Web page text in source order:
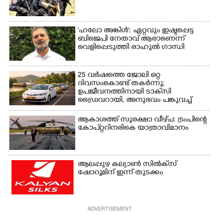
'ഹലോ അങ്കിൾ': ഏറ്റവും ഇഷ്ടപ്പെട്ട
ബിജെപി നേതാവ് ആരാണെന്ന്
വെളിപ്പെടുത്തി രാഹുൽ ഗാന്ധി
25 വർഷത്തെ ജോലി ഒറ്റ
ദിവസംകൊണ്ട് തകർന്നു;
ഉപജീവനത്തിനായി ടാക്‌സി
ഡ്രൈവറായി,​ അനുഭവം പങ്കുവച്ച്
യുവതി
ആകാശത്ത് സുരക്ഷാ വീഴ്‌ച: ട്രംപിന്റെ
കോ‌പ്‌റ്ററിനരികെ യാത്രാവിമാനം
ആലപ്പുഴ കല്യാൺ സിൽക്‌സ്
ഷോറൂമിന് ഇന്ന് തുടക്കം
ADVERTISEMENT